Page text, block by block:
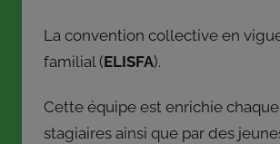
La convention collective en
familial (ELISFA).
Cette équipe est enrichie
stagiaires ainsi que par des